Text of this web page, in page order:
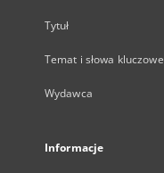
Tytuł
Temat i słowa kluczowe
Wydawca
Informacje